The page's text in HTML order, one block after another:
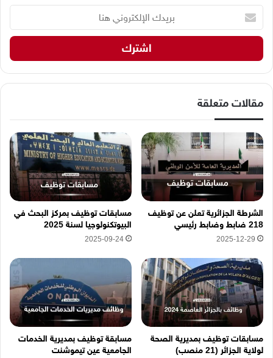
ي
ك
ا
إ
ت
ر
و
ن
ي
ن
ا
مقالات متعلقة
الشرطة الجزائرية تعلن عن توظيف
218 ضابط وضابط رئيسي
2025-12-29
مسابقات توظيف بمركز البحث في
البيوتكنولوجيا لسنة 2025
2025-09-24
مسابقات توظيف بمديرية الصحة
لولاية الجزائر (21 منصب)
مسابقة توظيف بمديرية الخدمات
الجامعية عين تيموشنت